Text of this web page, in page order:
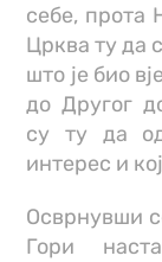
себе, прота
Црква ту да
што је био
до Другог
су ту да
интерес и
Осврнувши
Гори